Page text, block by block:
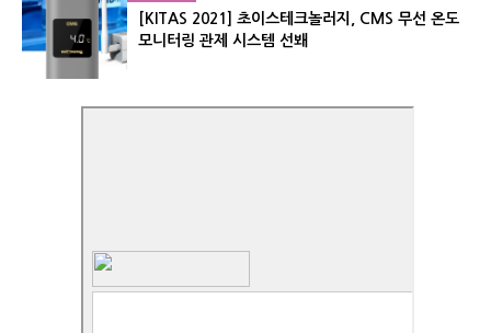
[KITAS 2021] 초이스테크놀러지, CMS 무선 온도
모니터링 관제 시스템 선봬